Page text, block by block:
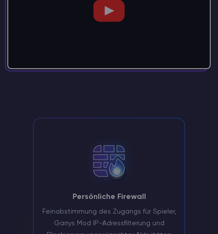
Persönliche Firewall
Feinabstimmung des Zugangs für Spieler,
Garrys Mod IP-Adressfilterung und